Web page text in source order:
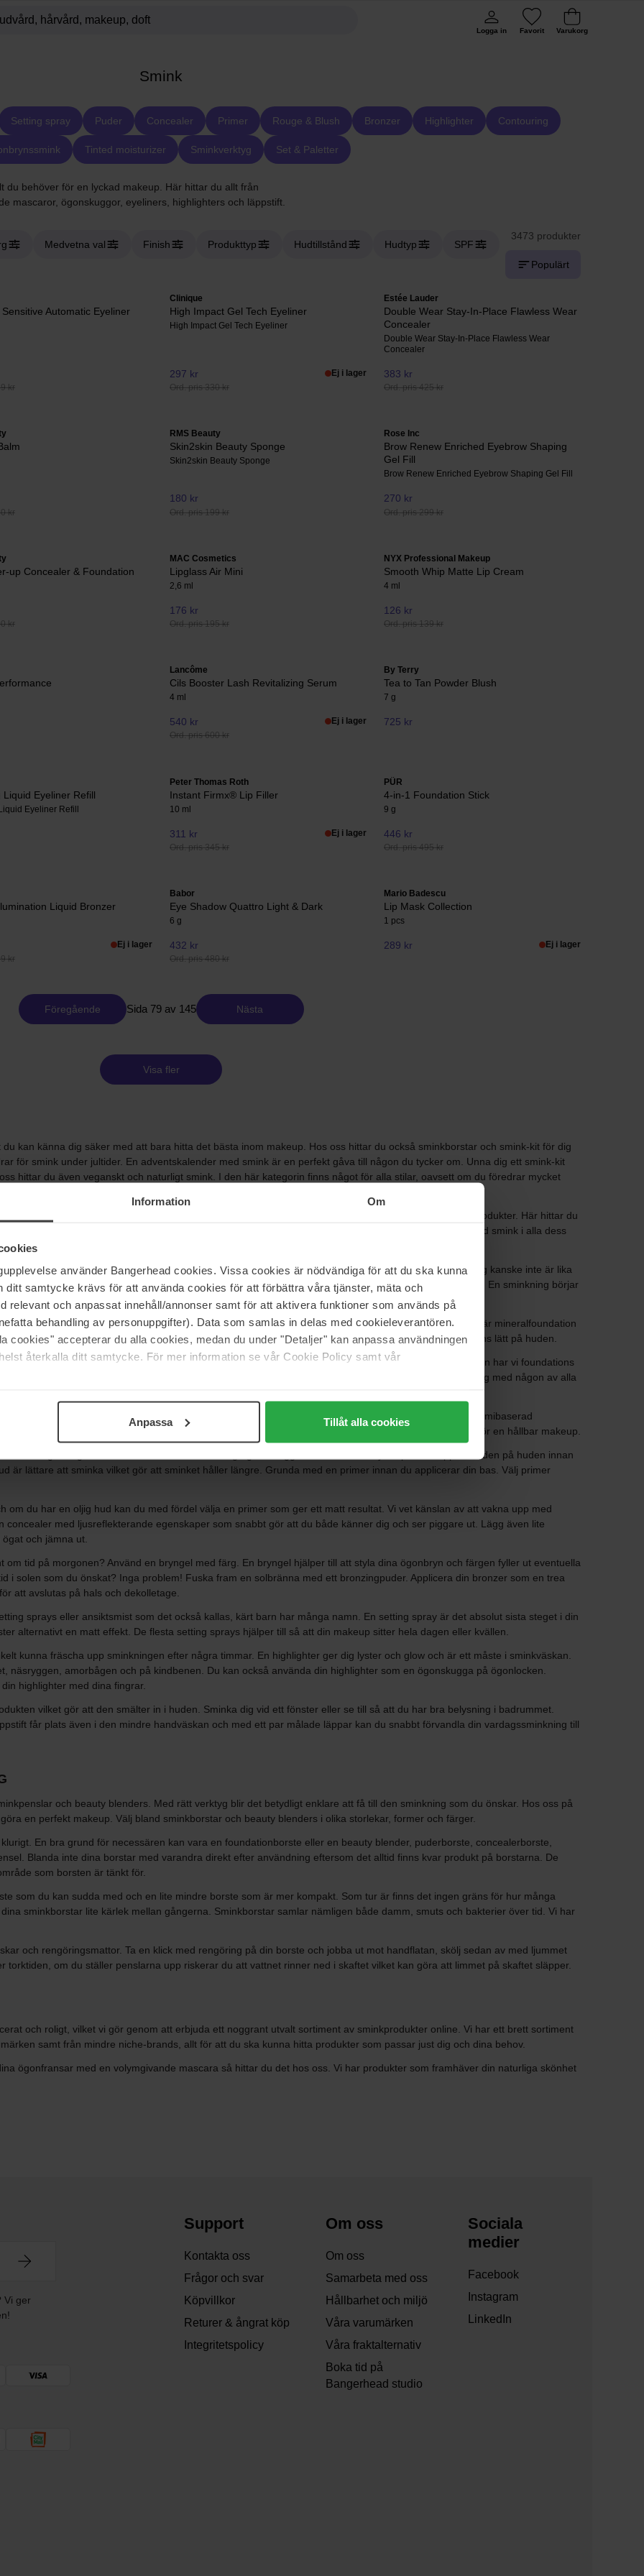
Information Om
använder Bangerhead cookies. Vissa cookies är nödvändiga för att du ska kunna
ditt samtycke krävs för att använda cookies för att förbättra våra tjänster, mäta och
relevant och anpassat innehåll/annonser samt för att aktivera funktioner som används på
behandling av personuppgifter). Data som samlas in delas med cookieleverantören.
cookies" accepterar du alla cookies, medan du under "Detaljer" kan anpassa användningen
återkalla ditt samtycke. För mer information se vår Cookie Policy samt vår
Anpassa Tillåt alla cookies
Logga in Favorit Varukorg
Smink
Setting spray Puder Concealer Primer Rouge & Blush Bronzer Highlighter Contouring
Tinted moisturizer Sminkverktyg Set & Paletter
behöver för en lyckad makeup. Här hittar du allt från
mascaror, ögonskuggor, eyeliners, highlighters och läppstift.
Medvetna val Finish Produkttyp Hudtillstånd Hudtyp SPF
3473 produkter
Populärt
Automatic Eyeliner
kr
Clinique
High Impact Gel Tech Eyeliner
High Impact Gel Tech Eyeliner
297 kr
Ord. pris 330 kr
Ej i lager
Estée Lauder
Double Wear Stay-In-Place Flawless Wear
Concealer
Double Wear Stay-In-Place Flawless Wear
Concealer
383 kr
Ord. pris 425 kr
kr
RMS Beauty
Skin2skin Beauty Sponge
Skin2skin Beauty Sponge
180 kr
Ord. pris 199 kr
Rose Inc
Brow Renew Enriched Eyebrow Shaping
Gel Fill
Brow Renew Enriched Eyebrow Shaping Gel Fill
270 kr
Ord. pris 299 kr
up Concealer & Foundation
kr
MAC Cosmetics
Lipglass Air Mini
2,6 ml
176 kr
Ord. pris 195 kr
NYX Professional Makeup
Smooth Whip Matte Lip Cream
4 ml
126 kr
Ord. pris 139 kr
Lancôme
Cils Booster Lash Revitalizing Serum
4 ml
540 kr
Ord. pris 600 kr
Ej i lager
By Terry
Tea to Tan Powder Blush
7 g
725 kr
Liquid Eyeliner Refill
Eyeliner Refill
Peter Thomas Roth
Instant Firmx® Lip Filler
10 ml
311 kr
Ord. pris 345 kr
Ej i lager
PÜR
4-in-1 Foundation Stick
9 g
446 kr
Ord. pris 495 kr
Liquid Bronzer
kr
Ej i lager
Babor
Eye Shadow Quattro Light & Dark
6 g
432 kr
Ord. pris 480 kr
Mario Badescu
Lip Mask Collection
1 pcs
289 kr Ej i lager
Föregående Sida 79 av 145 Nästa
Visa fler
kan känna dig säker med att bara hitta det bästa inom makeup. Hos oss hittar du också sminkborstar och smink-kit för dig
för smink under jultider. En adventskalender med smink är en perfekt gåva till någon du tycker om. Unna dig ett smink-kit
hittar du även veganskt och naturligt smink. I den här kategorin finns något för alla stilar, oavsett om du föredrar mycket
smink online.
unika personlighet. Fyll sminkväskan med dina favoriter eller prova våra nyheter för att upptäcka nya produkter. Här hittar du
mycket mer. Smink till vardag och fest Hos oss på Bangerhead har du möjlighet att experimentera med smink i alla dess
är något som förändras med tiden och så är också fallet när det kommer till smink. Vad som är hett idag kanske inte är lika
känner dig bekväm i och addera en eller två trendiga produkter som kan tillföra något extra till din look. En sminkning börjar
ditt smink. Det gör att sminket håller längre och att du får en finare finish. Föredrar du en lättare bas är mineralfoundation
eller om du vill låta huden andas. Med en mineralfoundation får du en naturlig bas som också känns lätt på huden.
för att få sminket att smälta in i huden. Tycker du om heltäckande foundations? I den här kategorin har vi foundations
du också transparenta, medium- och heltäckande puder. Ge dina kinder en fräsch och strålande färg med någon av alla
Vi har mascaror för alla behov och önskemål. Oavsett om du föredrar en stor, liten, traditionell eller gummibaserad
dig. Våra bästa tips för en hållbar makeup På Bangerhead delar vi gärna med oss av våra bästa tips för en hållbar makeup.
några dagar innan för att få fram ditt naturliga glow. Lägg en sheet mask i kylskåpet och applicera den på huden innan
är lättare att sminka vilket gör att sminket håller längre. Grunda med en primer innan du applicerar din bas. Välj primer
om du har en oljig hud kan du med fördel välja en primer som ger ett matt resultat. Vi vet känslan av att vakna upp med
med ljusreflekterande egenskaper som snabbt gör att du både känner dig och ser piggare ut. Lägg även lite
och jämna ut.
tid på morgonen? Använd en bryngel med färg. En bryngel hjälper till att styla dina ögonbryn och färgen fyller ut eventuella
i solen som du önskat? Inga problem! Fuska fram en solbränna med ett bronzingpuder. Applicera din bronzer som en trea
att avslutas på hals och dekolletage.
sprays eller ansiktsmist som det också kallas, kärt barn har många namn. En setting spray är det absolut sista steget i din
alternativt en matt effekt. De flesta setting sprays hjälper till så att din makeup sitter hela dagen eller kvällen.
kunna fräscha upp sminkningen efter några timmar. En highlighter ger dig lyster och glow och är ett måste i sminkväskan.
näsryggen, amorbågen och på kindbenen. Du kan också använda din highlighter som en ögonskugga på ögonlocken.
highlighter med dina fingrar.
vilket gör att den smälter in i huden. Sminka dig vid ett fönster eller se till så att du har bra belysning i badrummet.
får plats även i den mindre handväskan och med ett par målade läppar kan du snabbt förvandla din vardagssminkning till
och beauty blenders. Med rätt verktyg blir det betydligt enklare att få till den sminkning som du önskar. Hos oss på
en perfekt makeup. Välj bland sminkborstar och beauty blenders i olika storlekar, former och färger.
En bra grund för necessären kan vara en foundationborste eller en beauty blender, puderborste, concealerborste,
Blanda inte dina borstar med varandra direkt efter användning eftersom det alltid finns kvar produkt på borstarna. De
som borsten är tänkt för.
som du kan sudda med och en lite mindre borste som är mer kompakt. Som tur är finns det ingen gräns för hur många
sminkborstar lite kärlek mellan gångerna. Sminkborstar samlar nämligen både damm, smuts och bakterier över tid. Vi har
och rengöringsmattor. Ta en klick med rengöring på din borste och jobba ut mot handflatan, skölj sedan av med ljummet
om du ställer penslarna upp riskerar du att vattnet rinner ned i skaftet vilket kan göra att limmet på skaftet släpper.
och roligt, vilket vi gör genom att erbjuda ett noggrant utvalt sortiment av sminkprodukter online. Vi har ett brett sortiment
samt från mindre niche-brands, allt för att du ska kunna hitta produkter som passar just dig och dina behov.
ögonfransar med en volymgivande mascara så hittar du det hos oss. Vi har produkter som framhäver din naturliga skönhet
Vi ger
Support
Kontakta oss
Frågor och svar
Köpvillkor
Returer & ångrat köp
Integritetspolicy
Om oss
Om oss
Samarbeta med oss
Hållbarhet och miljö
Våra varumärken
Våra fraktalternativ
Boka tid på
Bangerhead studio
Sociala
medier
Facebook
Instagram
LinkedIn